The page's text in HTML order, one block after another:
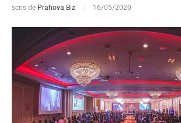
scris de Prahova Biz 16/05/2020